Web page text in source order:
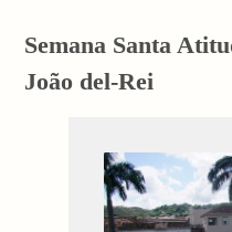
Semana Santa
João del-Rei